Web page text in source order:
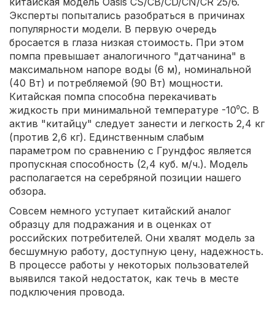
Эксперты попытались разобраться в причинах
популярности модели. В первую очередь
бросается в глаза низкая стоимость. При этом
помпа превышает аналогичного "датчанина" в
максимальном напоре воды (6 м), номинальной
(40 Вт) и потребляемой (90 Вт) мощности.
Китайская помпа способна перекачивать
жидкость при минимальной температуре -10⁰С. В
актив "китайцу" следует занести и легкость 2,4 кг
(против 2,6 кг). Единственным слабым
параметром по сравнению с Грундфос является
пропускная способность (2,4 куб. м/ч.). Модель
располагается на серебряной позиции нашего
обзора.
Совсем немного уступает китайский аналог
образцу для подражания и в оценках от
российских потребителей. Они хвалят модель за
бесшумную работу, доступную цену, надежность.
В процессе работы у некоторых пользователей
выявился такой недостаток, как течь в месте
подключения провода.